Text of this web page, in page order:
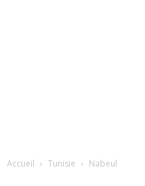
Accueil Tunisie Nabeul